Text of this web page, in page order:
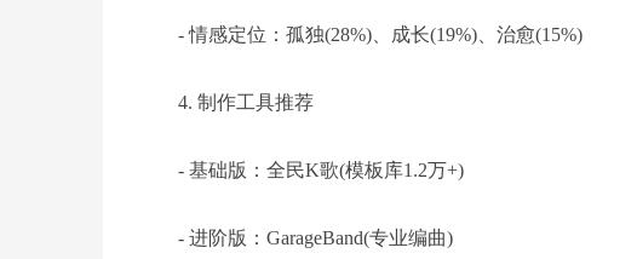
- 情感定位：孤独(28%)、成长(19%)、治愈(15%)
4. 制作工具推荐
- 基础版：全民K歌(模板库1.2万+)
- 进阶版：GarageBand(专业编曲)